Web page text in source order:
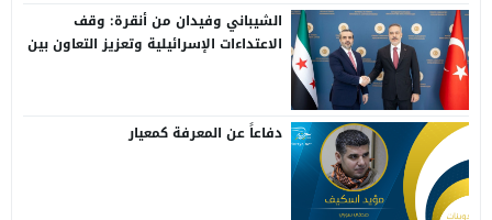
الشيباني وفيدان من أنقرة: وقف
الاعتداءات الإسرائيلية وتعزيز التعاون بين
دفاعاً عن المعرفة كمعيار